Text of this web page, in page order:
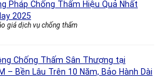
Pháp Chống Thấm Hiệu Quả Nhất
2025
giá dịch vụ chống thấm
Chống Thấm Sân Thượng tại
– Bền Lâu Trên 10 Năm, Bảo Hành Dài